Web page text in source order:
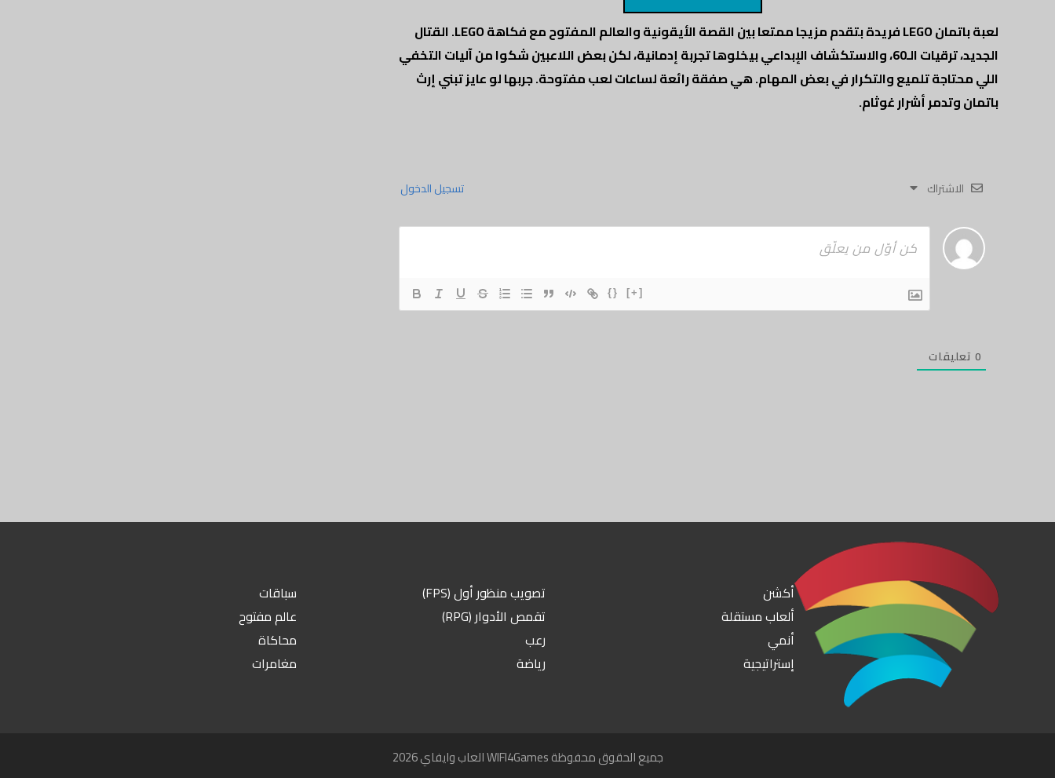
لعبة باتمان LEGO فريدة بتقدم مزيجا ممتعا بين القصة الأيقونية والعالم المفتوح مع فكاهة LEGO. القتال
الجديد، ترقيات الـ60، والاستكشاف الإبداعي بيخلوها تجربة إدمانية، لكن بعض اللاعبين شكوا من آليات التخفي
اللي محتاجة تلميع والتكرار في بعض المهام. هي صفقة رائعة لساعات لعب مفتوحة. جربها لو عايز تبني إرث
باتمان وتدمر أشرار غوثام.
الاشتراك تسجيل الدخول
{} [+]
0 تعليقات
أكشن
ألعاب مستقلة
أنمي
إستراتيجية
تصويب منظور أول (FPS)
تقمص الأدوار (RPG)
رعب
رياضة
سباقات
عالم مفتوح
محاكاة
مغامرات
2026 العاب وايفاي WIFI4Games جميع الحقوق محفوظة